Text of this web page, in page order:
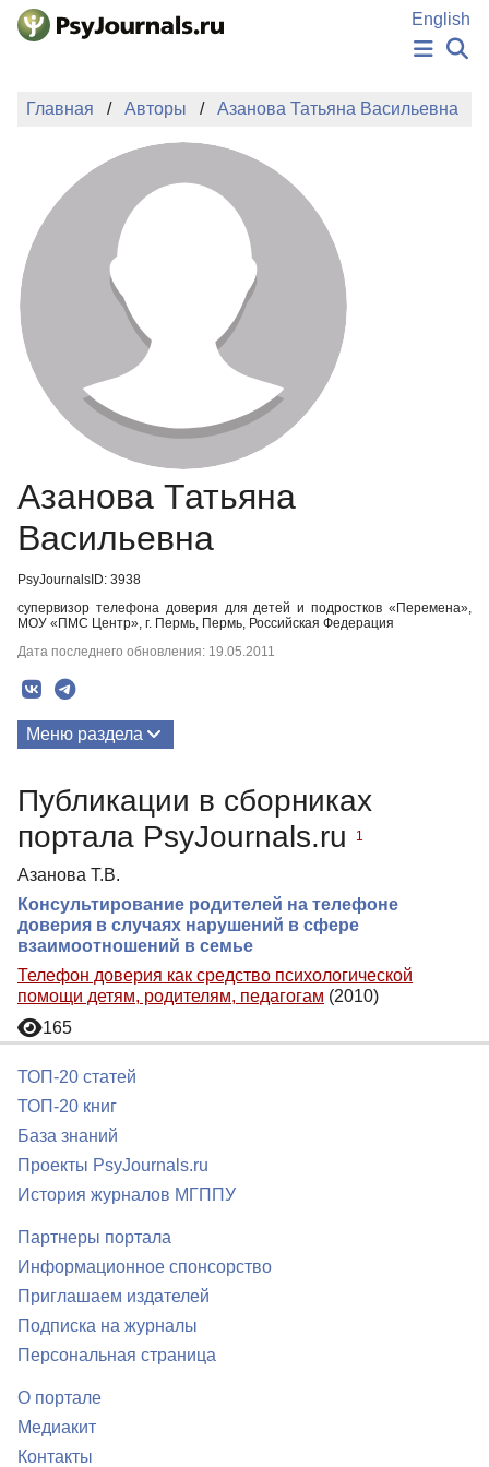
Перейти к основному содержанию
English
НОВОСТИ
АВТОРЫ
ПОДАТЬ РУКОПИСЬ
БАЗА ЗНАНИЙ
КЛЮЧЕВЫЕ СЛОВА
Регистрация
Главная Авторы Азанова Татьяна Васильевна
Азанова Татьяна
Васильевна
PsyJournalsID: 3938
супервизор телефона доверия для детей и подростков «Перемена»,
МОУ «ПМС Центр», г. Пермь, Пермь, Российская Федерация
Дата последнего обновления: 19.05.2011
Меню раздела
Публикации в сборниках
портала PsyJournals.ru
1
Азанова Т.В.
Консультирование родителей на телефоне
доверия в случаях нарушений в сфере
взаимоотношений в семье
Телефон доверия как средство психологической
помощи детям, родителям, педагогам (2010)
165
ТОП-20 статей
ТОП-20 книг
База знаний
Проекты PsyJournals.ru
История журналов МГППУ
Партнеры портала
Информационное спонсорство
Приглашаем издателей
Подписка на журналы
Персональная страница
О портале
Медиакит
Контакты